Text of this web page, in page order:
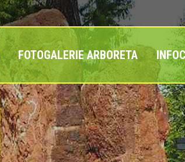
FOTOGALERIE ARBORETA